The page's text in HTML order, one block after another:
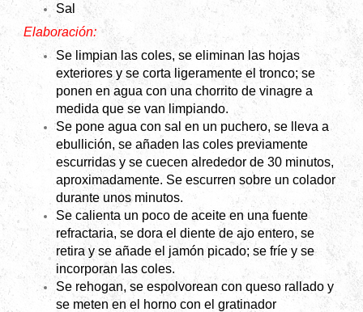
Sal
Elaboración:
Se limpian las coles, se eliminan las hojas
exteriores y se corta ligeramente el tronco; se
ponen en agua con una chorrito de vinagre a
medida que se van limpiando.
Se pone agua con sal en un puchero, se lleva a
ebullición, se añaden las coles previamente
escurridas y se cuecen alrededor de 30 minutos,
aproximadamente. Se escurren sobre un colador
durante unos minutos.
Se calienta un poco de aceite en una fuente
refractaria, se dora el diente de ajo entero, se
retira y se añade el jamón picado; se fríe y se
incorporan las coles.
Se rehogan, se espolvorean con queso rallado y
se meten en el horno con el gratinador